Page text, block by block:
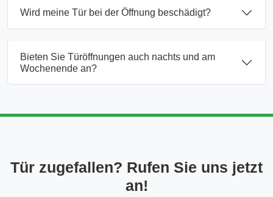
Wird meine Tür bei der Öffnung beschädigt?
Bieten Sie Türöffnungen auch nachts und am
Wochenende an?
Tür zugefallen? Rufen Sie uns jetzt
an!